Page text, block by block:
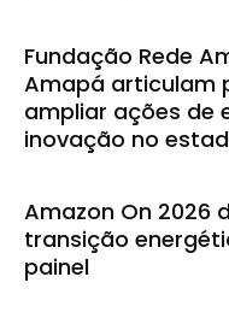
Fundação Rede
Amapá articulam
ampliar ações de
inovação no
Amazon On 2026
transição
painel